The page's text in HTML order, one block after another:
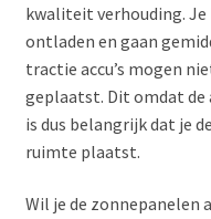
kwaliteit verhouding. Je
ontladen en gaan
tractie accu’s mogen
geplaatst. Dit omdat de
is dus belangrijk dat je
ruimte plaatst.
Wil je de zonnepanelen